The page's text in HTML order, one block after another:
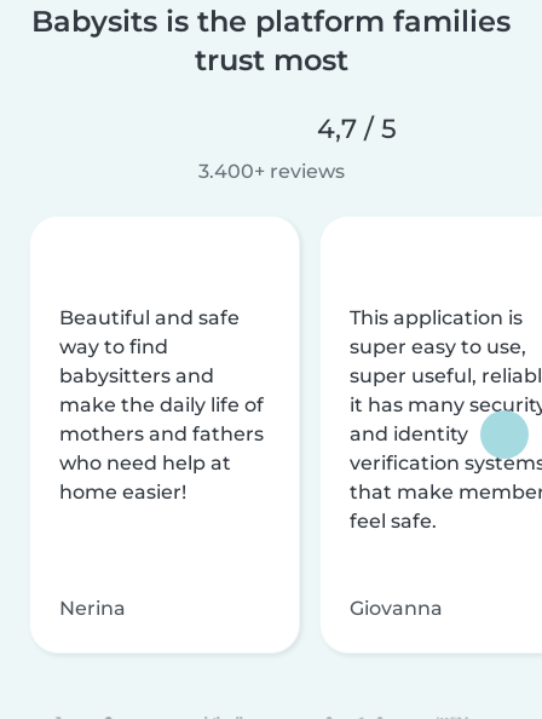
Babysits is the platform families
trust most
4,7 / 5
3.400+ reviews
Beautiful and safe
way to find
babysitters and
make the daily life of
mothers and fathers
who need help at
home easier!
Nerina
This application is
super easy to use,
super useful,
it has many
and identity
verification
that make
feel safe.
Giovanna